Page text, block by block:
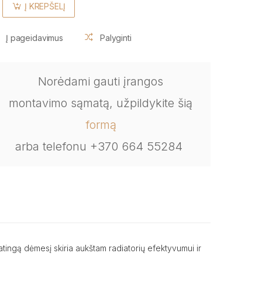
Į KREPŠELĮ
Į pageidavimus Palyginti
Norėdami gauti įrangos
montavimo sąmatą, užpildykite šią
formą
arba telefonu +370 664 55284
dėmesį skiria aukštam radiatorių efektyvumui ir